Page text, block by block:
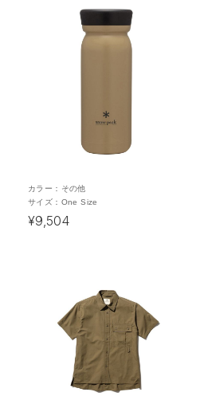
カラー： その他
サイズ： One Size
¥9,504